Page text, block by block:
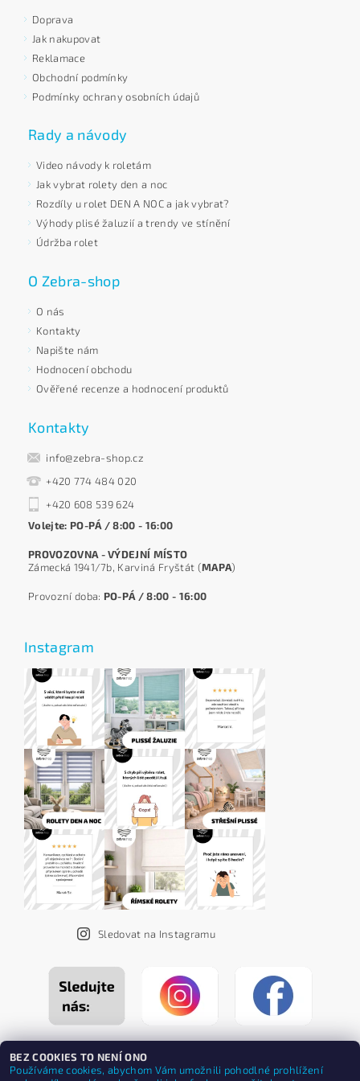
Doprava
Jak nakupovat
Reklamace
Obchodní podmínky
Podmínky ochrany osobních údajů
Rady a návody
Video návody k roletám
Jak vybrat rolety den a noc
Rozdíly u rolet DEN A NOC a jak vybrat?
Výhody plisé žaluzií a trendy ve stínění
Údržba rolet
O Zebra-shop
O nás
Kontakty
Napište nám
Hodnocení obchodu
Ověřené recenze a hodnocení produktů
Kontakty
info@zebra-shop.cz
+420 774 484 020
+420 608 539 624
Volejte: PO-PÁ / 8:00 - 16:00
PROVOZOVNA - VÝDEJNÍ MÍSTO
Zámecká 1941/7b, Karviná Fryštát (MAPA)
Provozní doba: PO-PÁ / 8:00 - 16:00
Instagram
Sledovat na Instagramu
BEZ COOKIES TO NENÍ ONO
Používáme cookies, abychom Vám umožnili pohodlné prohlížení